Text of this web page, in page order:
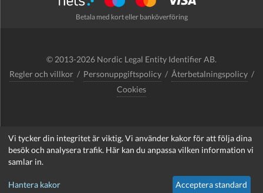
Vi tycker din integritet är viktig. Vi använder kakor för att följa dina
besök och analysera trafik. Här kan du anpassa vilken information vi
samlar in.
Hantera kakor Acceptera standard
Betala med kort eller banköverföring
© 2013-2026 Nordic Legal Entity Identifier AB.
Regler och villkor / Personuppgiftspolicy / Återbetalningspolicy /
Cookies
support@nordlei.org